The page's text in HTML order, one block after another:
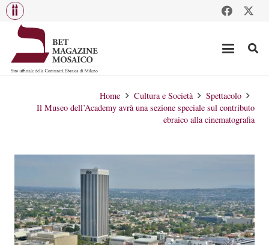
Home Cultura e Società
Spettacolo
Il Museo dell’Academy avrà una sezione speciale sul contributo
ebraico alla cinematografia